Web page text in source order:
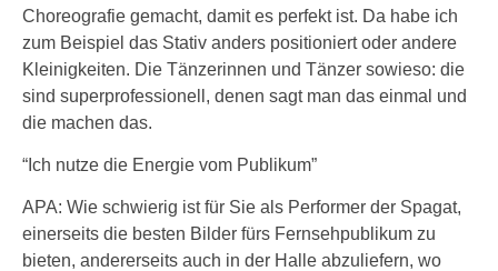
Choreografie gemacht, damit es perfekt ist. Da habe ich
zum Beispiel das Stativ anders positioniert oder andere
Kleinigkeiten. Die Tänzerinnen und Tänzer sowieso: die
sind superprofessionell, denen sagt man das einmal und
die machen das.
“Ich nutze die Energie vom Publikum”
APA: Wie schwierig ist für Sie als Performer der Spagat,
einerseits die besten Bilder fürs Fernsehpublikum zu
bieten, andererseits auch in der Halle abzuliefern, wo